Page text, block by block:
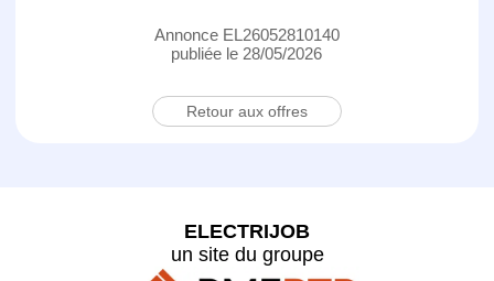
Annonce EL26052810140
publiée le 28/05/2026
Retour aux offres
ELECTRIJOB
un site du groupe